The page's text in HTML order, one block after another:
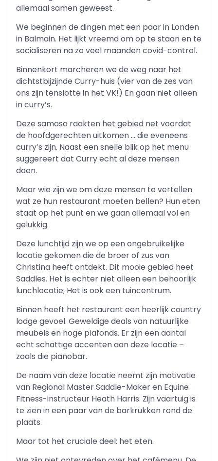
allemaal samen geweest.
We beginnen de dingen met een paar in Londen
in Balmain. Het lijkt vreemd om op te staan ​​en te
socialiseren na zo veel maanden covid-control.
Binnenkort marcheren we de weg naar het
dichtstbijzijnde Curry-huis (vier van de zes van
ons zijn tenslotte in het VK!) En gaan niet alleen
in curry’s.
Deze samosa raakten het gebied net voordat
de hoofdgerechten uitkomen … die eveneens
curry’s zijn. Naast een snelle blik op het menu
suggereert dat Curry echt al deze mensen
doen.
Maar wie zijn we om deze mensen te vertellen
wat ze hun restaurant moeten bellen? Hun eten
staat op het punt en we gaan allemaal vol en
gelukkig.
Deze lunchtijd zijn we op een ongebruikelijke
locatie gekomen die de broer of zus van
Christina heeft ontdekt. Dit mooie gebied heet
Saddles. Het is echter niet alleen een behoorlijk
lunchlocatie; Het is ook een tuincentrum.
Binnen heeft het restaurant een heerlijk country
lodge gevoel. Geweldige deals van natuurlijke
meubels en hoge plafonds. Er zijn een aantal
echt schattige accenten aan deze locatie –
zoals die pianobar.
De naam van deze locatie neemt zijn motivatie
van Regional Master Saddle-Maker en Equine
Fitness-instructeur Heath Harris. Zijn vaartuig is
te zien in een paar van de barkrukken rond de
plaats.
Maar tot het cruciale deel: het eten.